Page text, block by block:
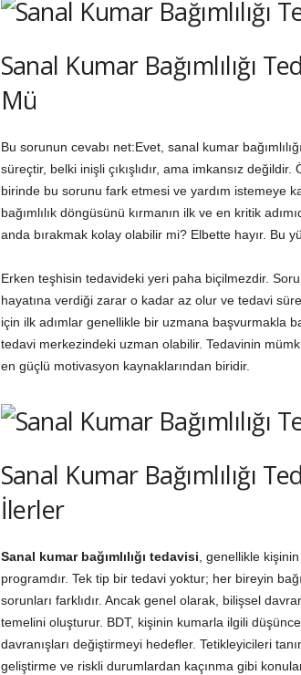
Sanal Kumar Bağımlılığı
Mü
Bu sorunun cevabı net:Evet, sanal kumar
süreçtir, belki inişli çıkışlıdır, ama imkansız
birinde bu sorunu fark etmesi ve yardım istemeye
bağımlılık döngüsünü kırmanın ilk ve en kritik
anda bırakmak kolay olabilir mi? Elbette hayır. Bu
Erken teşhisin tedavideki yeri paha biçilmezdir.
hayatına verdiği zarar o kadar az olur ve tedavi
için ilk adımlar genellikle bir uzmana başvurmakla
tedavi merkezindeki uzman olabilir. Tedavinin
en güçlü motivasyon kaynaklarından biridir.
Sanal Kumar Bağımlılığı
İlerler
Sanal kumar bağımlılığı tedavisi , genellikle
programdır. Tek tip bir tedavi yoktur; her bireyin
sorunları farklıdır. Ancak genel olarak, bilişsel
temelini oluşturur. BDT, kişinin kumarla ilgili
davranışları değiştirmeyi hedefler. Tetikleyicileri
geliştirme ve riskli durumlardan kaçınma gibi